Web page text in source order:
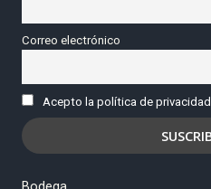
Correo electrónico
Acepto la política de privacidad